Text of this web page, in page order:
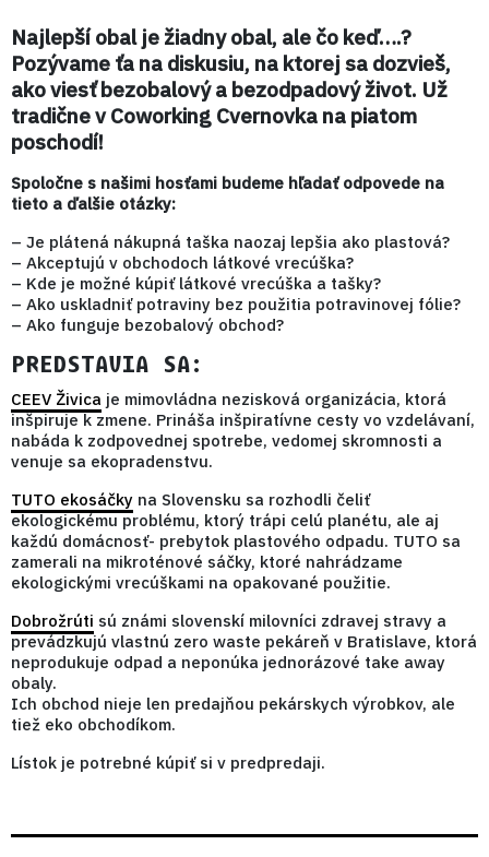
Najlepší obal je žiadny obal, ale čo keď….?
Pozývame ťa na diskusiu, na ktorej sa dozvieš,
ako viesť bezobalový a bezodpadový život. Už
tradične v Coworking Cvernovka na piatom
poschodí!
Spoločne s našimi hosťami budeme hľadať odpovede na
tieto a ďalšie otázky:
– Je plátená nákupná taška naozaj lepšia ako plastová?
– Akceptujú v obchodoch látkové vrecúška?
– Kde je možné kúpiť látkové vrecúška a tašky?
– Ako uskladniť potraviny bez použitia potravinovej fólie?
– Ako funguje bezobalový obchod?
PREDSTAVIA SA:
CEEV Živica je mimovládna nezisková organizácia, ktorá
inšpiruje k zmene. Prináša inšpiratívne cesty vo vzdelávaní,
nabáda k zodpovednej spotrebe, vedomej skromnosti a
venuje sa ekopradenstvu.
TUTO ekosáčky na Slovensku sa rozhodli čeliť
ekologickému problému, ktorý trápi celú planétu, ale aj
každú domácnosť- prebytok plastového odpadu. TUTO sa
zamerali na mikroténové sáčky, ktoré nahrádzame
ekologickými vrecúškami na opakované použitie.
Dobrožrúti sú známi slovenskí milovníci zdravej stravy a
prevádzkujú vlastnú zero waste pekáreň v Bratislave, ktorá
neprodukuje odpad a neponúka jednorázové take away
obaly.
Ich obchod nieje len pre­daj­ňou pe­kár­skych vý­rob­kov, ale
tiež eko ob­cho­dí­kom.
Lístok je potrebné kúpiť si v predpredaji.